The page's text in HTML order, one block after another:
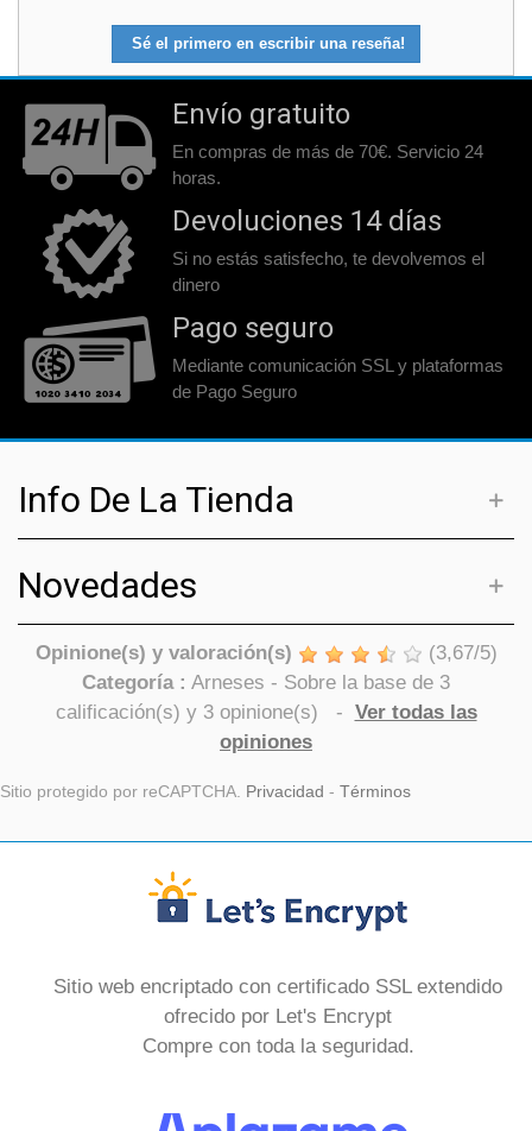
Sé el primero en escribir una reseña!
Envío gratuito
En compras de más de 70€. Servicio 24
horas.
Devoluciones 14 días
Si no estás satisfecho, te devolvemos el
dinero
Pago seguro
Mediante comunicación SSL y plataformas
de Pago Seguro
Info De La Tienda
Novedades
Opinione(s) y valoración(s) (3,67/5)
Categoría : Arneses - Sobre la base de 3
calificación(s) y 3opinione(s) - Ver todas las
opiniones
Sitio protegido por reCAPTCHA. Privacidad - Términos
Sitio web encriptado con certificado SSL extendido
ofrecido por Let's Encrypt
Compre con toda la seguridad.